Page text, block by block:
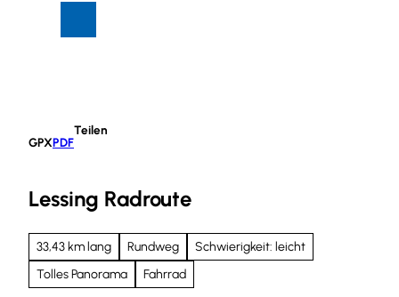
GPXPDF
Teilen
Lessing Radroute
33,43 km lang Rundweg
Schwierigkeit: leicht
Tolles Panorama
Fahrrad